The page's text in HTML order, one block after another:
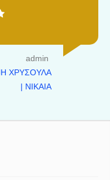
admin
ΧΡΥΣΟΥΛΑ
| ΝΙΚΑΙΑ